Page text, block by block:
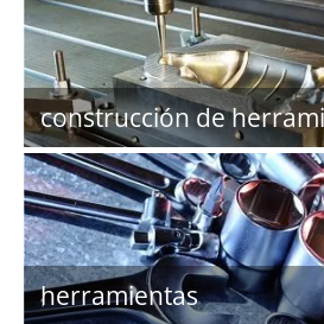
construcción de
herramientas